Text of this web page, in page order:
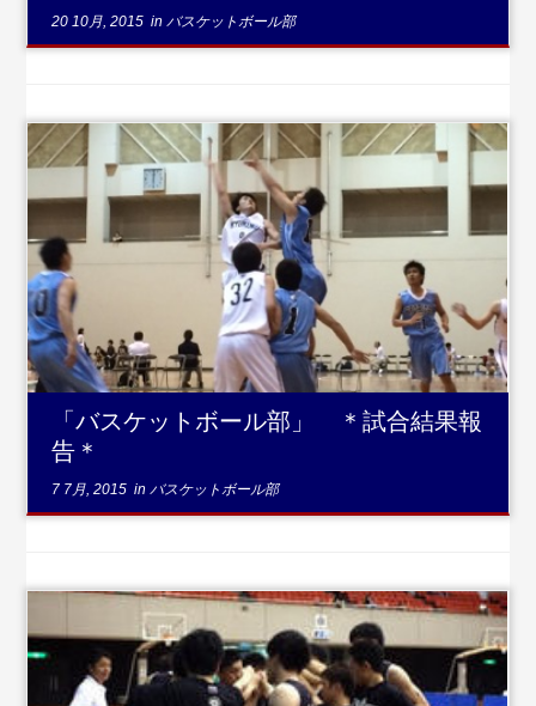
20 10月, 2015 inバスケットボール部
...続き
「バスケットボール部」 ＊試合結果報
告＊
7 7月, 2015 inバスケットボール部